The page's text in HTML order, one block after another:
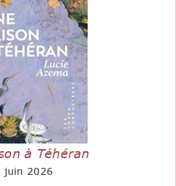
à Téhéran
juin 2026